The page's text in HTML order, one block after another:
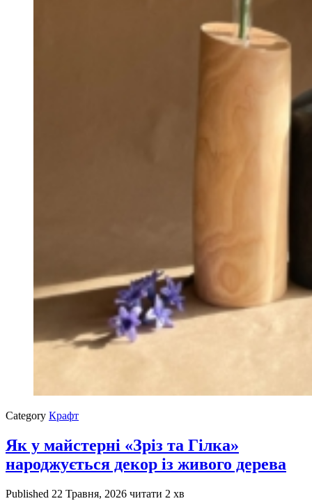
Category Крафт
Як у майстерні «Зріз та Гілка»
народжується декор із живого дерева
Published 22 Травня, 2026 читати 2 хв